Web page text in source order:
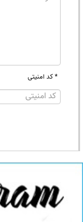
* کد امنیتی